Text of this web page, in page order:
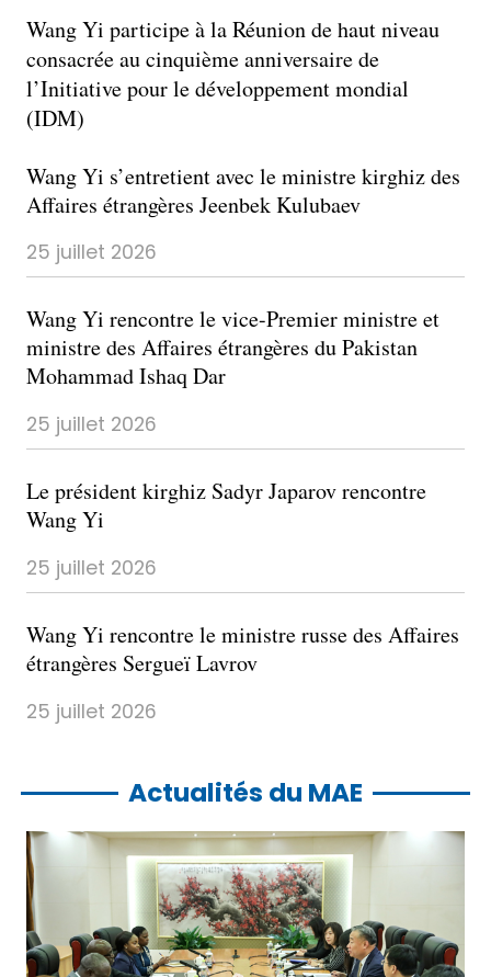
Wang Yi participe à la Réunion de haut niveau
consacrée au cinquième anniversaire de
l’Initiative pour le développement mondial
(IDM)
Wang Yi s’entretient avec le ministre kirghiz des
Affaires étrangères Jeenbek Kulubaev
25 juillet 2026
Wang Yi rencontre le vice-Premier ministre et
ministre des Affaires étrangères du Pakistan
Mohammad Ishaq Dar
25 juillet 2026
Le président kirghiz Sadyr Japarov rencontre
Wang Yi
25 juillet 2026
Wang Yi rencontre le ministre russe des Affaires
étrangères Sergueï Lavrov
25 juillet 2026
​Actualités du MAE